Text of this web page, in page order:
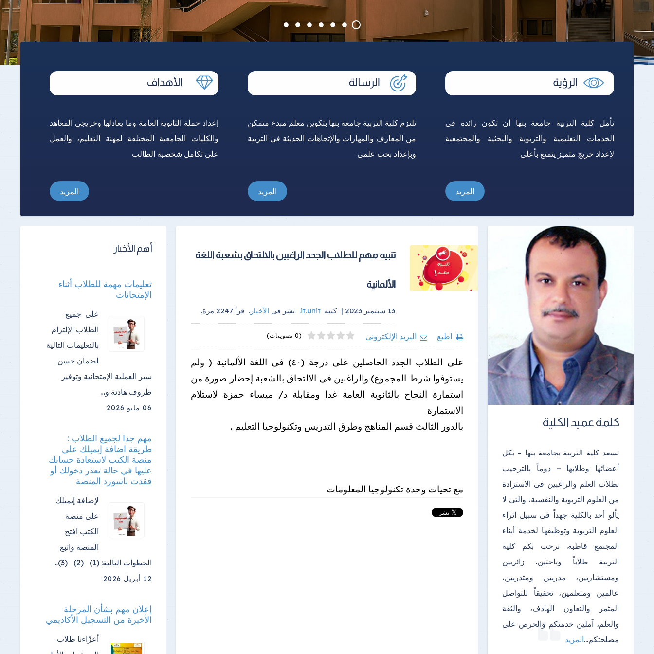
تأمل كلية التربية جامعة بنها أن تكون رائدة فى
الخدمات التعليمية والتربوية والبحثية والمجتمعية
لإعداد خريج متميز يتمتع بأعلى
المزيد
تلتزم كلية التربية جامعة بنها بتكوين معلم مبدع متمكن
من المعارف والمهارات والإتجاهات الحديثة فى التربية
وبإعداد بحث علمى
المزيد
إعداد حملة الثانوية العامة وما يعادلها وخريجي المعاهد
والكليات الجامعية المختلفة لمهنة التعليم، والعمل
على تكامل شخصية الطالب
المزيد
تنبيه مهم للطلاب الجدد الراغبين بالالتحاق بشعبة اللغة
الألمانية
13 سبتمبر 2023 | كتبه it.unit
. نشر فى الأخبار . قرأ 2247 مرة.
اطبع البريد الإلكترونى 1
2
3
4
5 (0 تصويتات)
على الطلاب الجدد الحاصلين على درجة (٤٠) فى اللغة الألمانية ( ولم
يستوفوا شرط المجموع) والراغبين فى الالتحاق بالشعبة إحضار صورة من
استمارة النجاح بالثانوية العامة غدا ومقابلة د/ ميساء حمزة لاستلام
الاستمارة
بالدور الثالث قسم المناهج وطرق التدريس وتكنولوجيا التعليم .
مع تحيات وحدة تكنولوجيا المعلومات
كلمة عميد الكلية
تسعد كلية التربية بجامعة بنها – بكل
أعضائها وطلابها – دوماً بالترحيب
بطلاب العلم والراغبين فى الاستزادة
من العلوم التربوية والنفسية، والتى لا
يألو أحد بالكلية جهداً فى سبيل اثراء
العلوم التربوية وتوظيفها لخدمة أبناء
المجتمع قاطبة. ترحب بكم كلية
التربية طلاباً وباحثين، زائريين
ومستشاريين، مدربين ومتدربين،
عالمين ومتعلمين، تحقيقاً للتواصل
المثمر والتعاون الهادف، والثقة
والعلم، آملين خدمتكم والحرص على
مصلحتكم...المزيد
أهم الأخبار
تعليمات مهمة للطلاب أثناء
الإمتحانات
على جميع
الطلاب الإلتزام
بالتعليمات التالية
لضمان حسن
سير العملية الإمتحانية وتوفير
ظروف هادئة و…
06 مايو 2026
مهم جدا لجميع الطلاب :
طريقة اضافة إيميلك على
منصة الكتب لاستعادة حسابك
عليها في حالة تعذر دخولك أو
فقدت باسورد المنصة
لإضافة إيميلك
على منصة
الكتب افتح
المنصة واتبع
الخطوات التالية: (1) (2) (3)…
12 أبريل 2026
إعلان مهم بشأن المرحلة
الأخيرة من التسجيل الأكاديمي
أعزّاءنا طلاب